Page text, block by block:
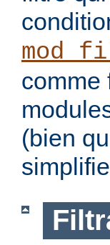
comme
(bien